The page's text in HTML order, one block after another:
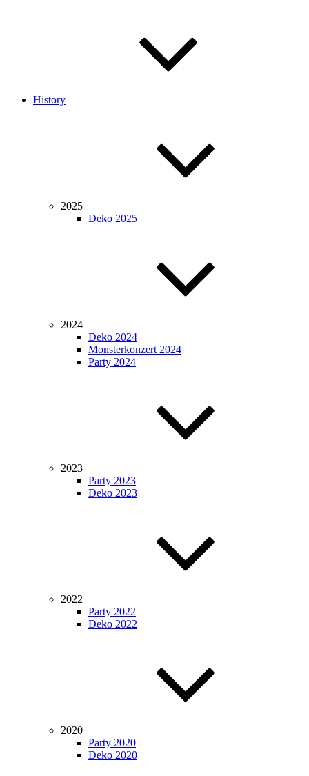
History
2025
Deko 2025
2024
Deko 2024
Monsterkonzert 2024
Party 2024
2023
Party 2023
Deko 2023
2022
Party 2022
Deko 2022
2020
Party 2020
Deko 2020